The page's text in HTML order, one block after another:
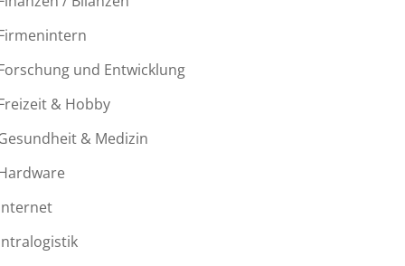
und Entwicklung
& Hobby
& Medizin